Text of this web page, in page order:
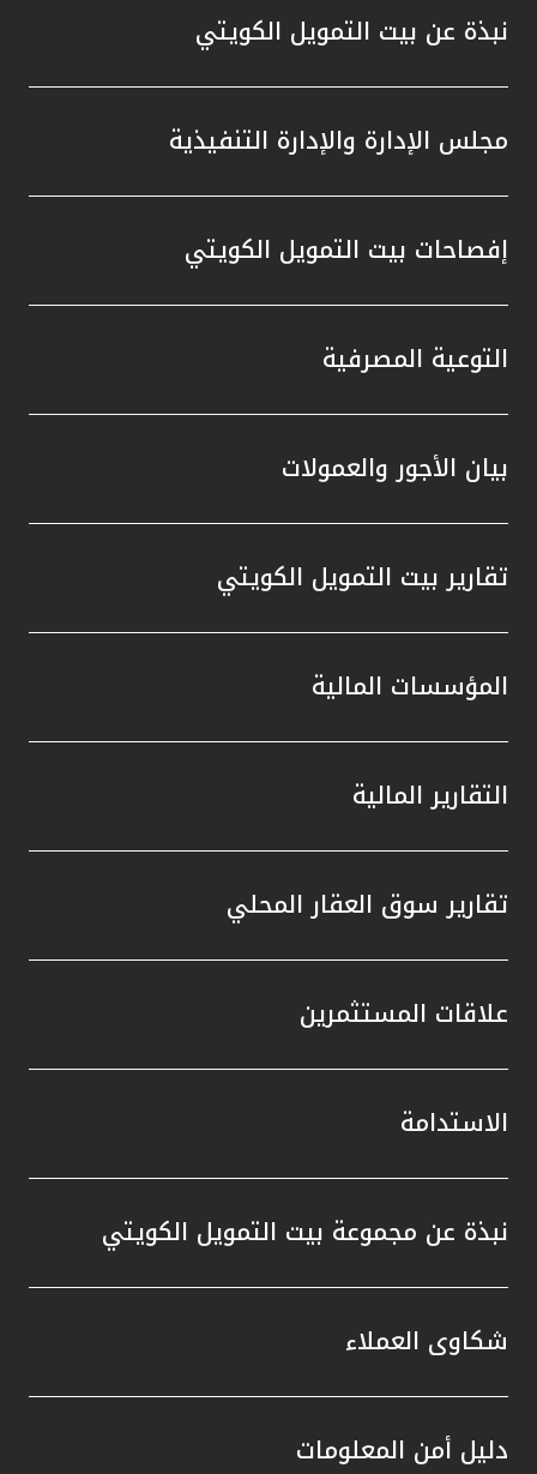
نبذة عن بيت التمويل الكويتي
مجلس الإدارة والإدارة التنفيذية
إفصاحات بيت التمويل الكويتي
التوعية المصرفية
بيان الأجور والعمولات
تقارير بيت التمويل الكويتي
المؤسسات المالية
التقارير المالية
تقارير سوق العقار المحلي
علاقات المستثمرين
الاستدامة
نبذة عن مجموعة بيت التمويل الكويتي
شكاوى العملاء
دليل أمن المعلومات